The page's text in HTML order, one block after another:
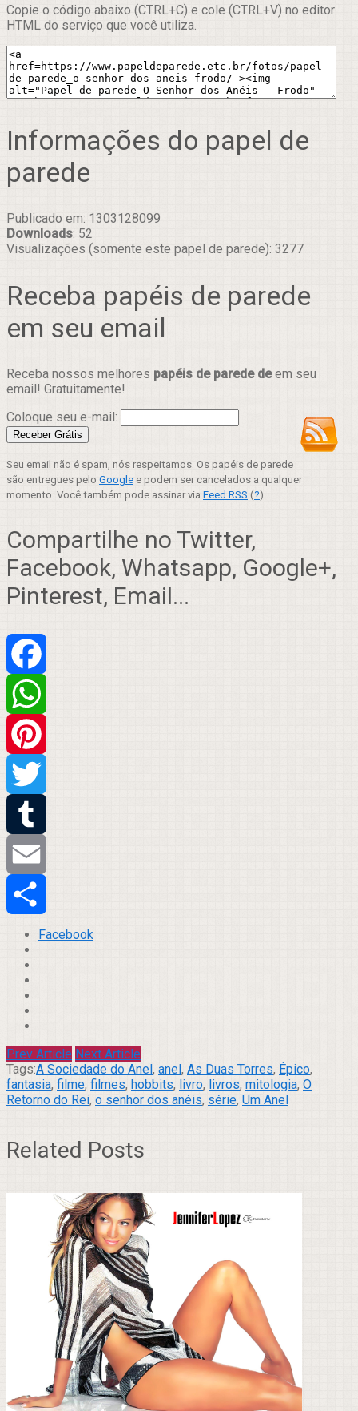
Copie o código abaixo (CTRL+C) e cole (CTRL+V) no editor
HTML do serviço que você utiliza.
Informações do papel de
parede
Publicado em: 1303128099
Downloads: 52
Visualizações (somente este papel de parede): 3277
Receba papéis de parede
em seu email
Receba nossos melhores papéis de parede deem seu
email! Gratuitamente!
Coloque seu e-mail:
Seu email não é spam, nós respeitamos. Os papéis de parede
são entregues pelo Google e podem ser cancelados a qualquer
momento. Você também pode assinar via Feed RSS (?).
Compartilhe no Twitter,
Facebook, Whatsapp, Google+,
Pinterest, Email...
Facebook
WhatsApp
Pinterest
Twitter
Tumblr
Email
Compartilhar
Facebook
Prev Article Next Article
Tags:A Sociedade do Anel, anel, As Duas Torres, Épico,
fantasia, filme, filmes, hobbits, livro, livros, mitologia, O
Retorno do Rei, o senhor dos anéis, série, Um Anel
Related Posts